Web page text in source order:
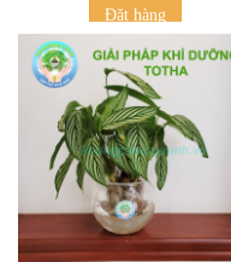
Đặt hàng